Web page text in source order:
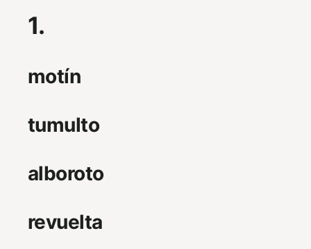
1.
motín
tumulto
alboroto
revuelta